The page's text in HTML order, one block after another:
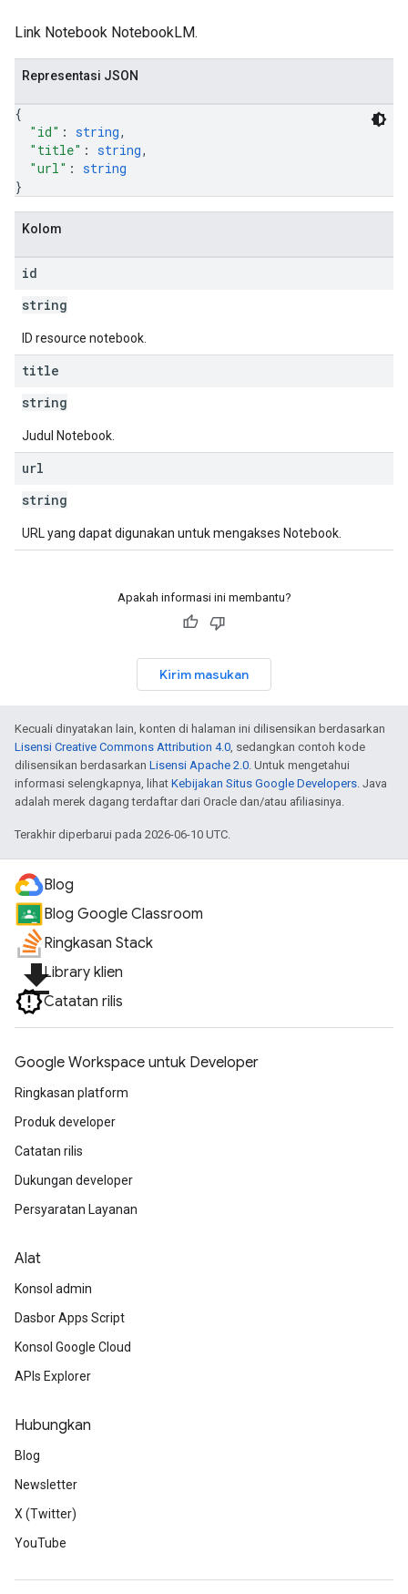
Link Notebook NotebookLM.
Representasi JSON
{
"id" : string,
"title" : string,
"url" : string
}
Kolom
id
string
ID resource notebook.
title
string
Judul Notebook.
url
string
URL yang dapat digunakan untuk mengakses Notebook.
Apakah informasi ini membantu?
Kirim masukan
Kecuali dinyatakan lain, konten di halaman ini dilisensikan berdasarkan
Lisensi Creative Commons Attribution 4.0, sedangkan contoh kode
dilisensikan berdasarkan Lisensi Apache 2.0. Untuk mengetahui
informasi selengkapnya, lihat Kebijakan Situs Google Developers. Java
adalah merek dagang terdaftar dari Oracle dan/atau afiliasinya.
Terakhir diperbarui pada 2026-06-10 UTC.
Blog
Blog Google Classroom
Ringkasan Stack
file_downloadLibrary klien
Catatan rilis
Google Workspace untuk Developer
Ringkasan platform
Produk developer
Catatan rilis
Dukungan developer
Persyaratan Layanan
Alat
Konsol admin
Dasbor Apps Script
Konsol Google Cloud
APIs Explorer
Hubungkan
Blog
Newsletter
X (Twitter)
YouTube